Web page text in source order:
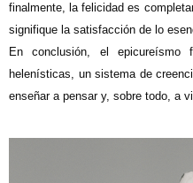
finalmente, la felicidad es
signifique la satisfacción de lo
En conclusión, el
helenísticas, un sistema de
enseñar a pensar y, sobre todo, a